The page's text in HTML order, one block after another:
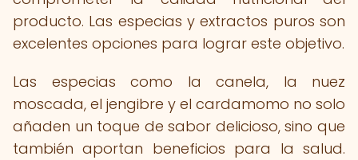
producto. Las especias y extractos puros son
excelentes opciones para lograr este objetivo.
Las especias como la canela, la nuez
moscada, el jengibre y el cardamomo no solo
añaden un toque de sabor delicioso, sino que
también aportan beneficios para la salud.